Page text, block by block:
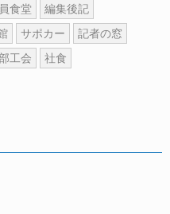
食堂
編集後記
サポカー
記者の窓
工会
社食